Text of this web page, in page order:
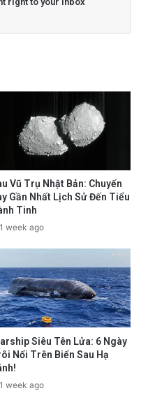
Vũ Trụ Nhật Bản: Chuyến
Gần Nhất Lịch Sử Đến Tiểu
Tinh
1 week ago
Siêu Tên Lửa: 6 Ngày
Nổi Trên Biển Sau Hạ
1 week ago